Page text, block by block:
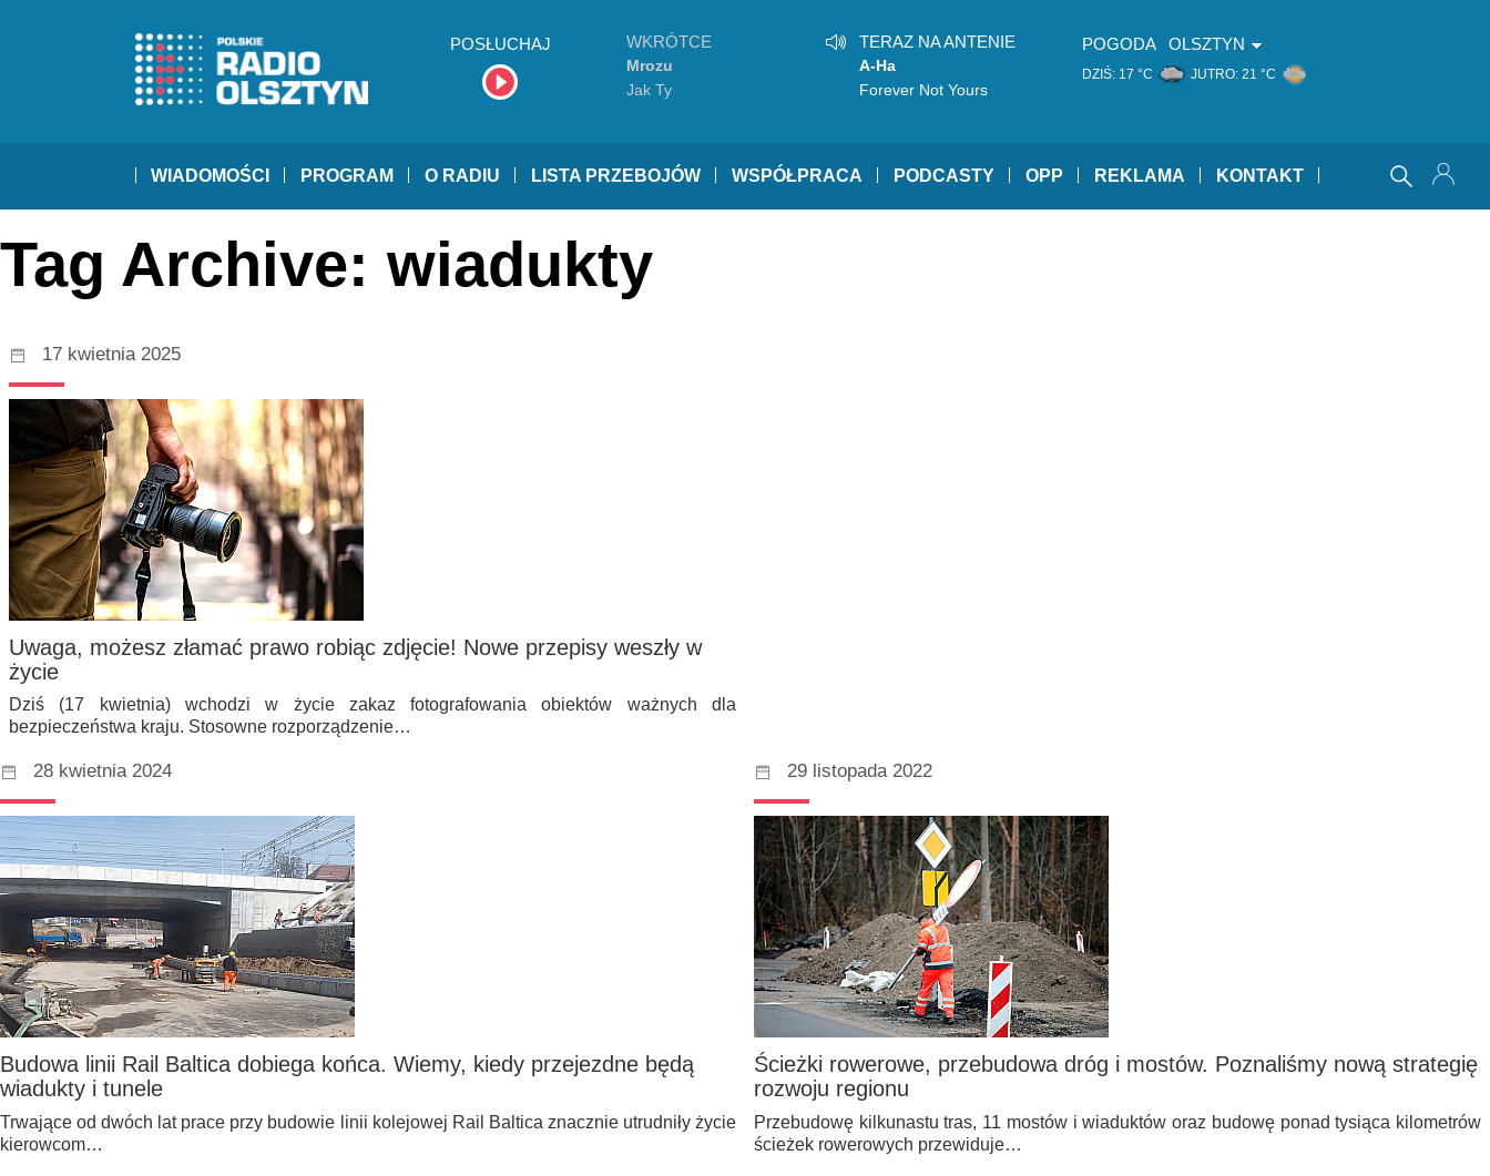
POSŁUCHAJ WKRÓTCE
Mrozu
Jak Ty
TERAZ NA ANTENIE
A-Ha
Forever Not Yours
POGODA OLSZTYN
DZIŚ: 17 °C JUTRO: 21 °C
WIADOMOŚCI PROGRAM O RADIU LISTA PRZEBOJÓW WSPÓŁPRACA PODCASTY OPP REKLAMA KONTAKT
Tag Archive: wiadukty
17 kwietnia 2025
Uwaga, możesz złamać prawo robiąc zdjęcie! Nowe przepisy weszły w
życie
Dziś (17 kwietnia) wchodzi w życie zakaz fotografowania obiektów ważnych dla
bezpieczeństwa kraju. Stosowne rozporządzenie…
28 kwietnia 2024
Budowa linii Rail Baltica dobiega końca. Wiemy, kiedy przejezdne będą
wiadukty i tunele
Trwające od dwóch lat prace przy budowie linii kolejowej Rail Baltica znacznie utrudniły życie
kierowcom…
29 listopada 2022
Ścieżki rowerowe, przebudowa dróg i mostów. Poznaliśmy nową strategię
rozwoju regionu
Przebudowę kilkunastu tras, 11 mostów i wiaduktów oraz budowę ponad tysiąca kilometrów
ścieżek rowerowych przewiduje…